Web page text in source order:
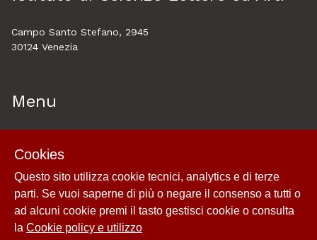
Campo Santo Stefano, 2945
30124 Venezia
Menu
About
Esplora
Cookie policy e utilizzo
Cookies
Questo sito utilizza cookie tecnici, analytics e di terze
parti. Se vuoi saperne di più o negare il consenso a tutti o
ad alcuni cookie premi il tasto gestisci cookie o consulta
la Cookie policy e utilizzo